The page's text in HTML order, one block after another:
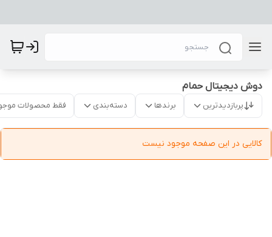
دوش دیجیتال حمام
پربازدیدترین برندها دسته‌بندی فقط محصولات
کالایی در این صفحه موجود نیست